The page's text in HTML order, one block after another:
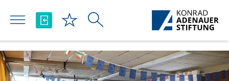
Skip to Main Content